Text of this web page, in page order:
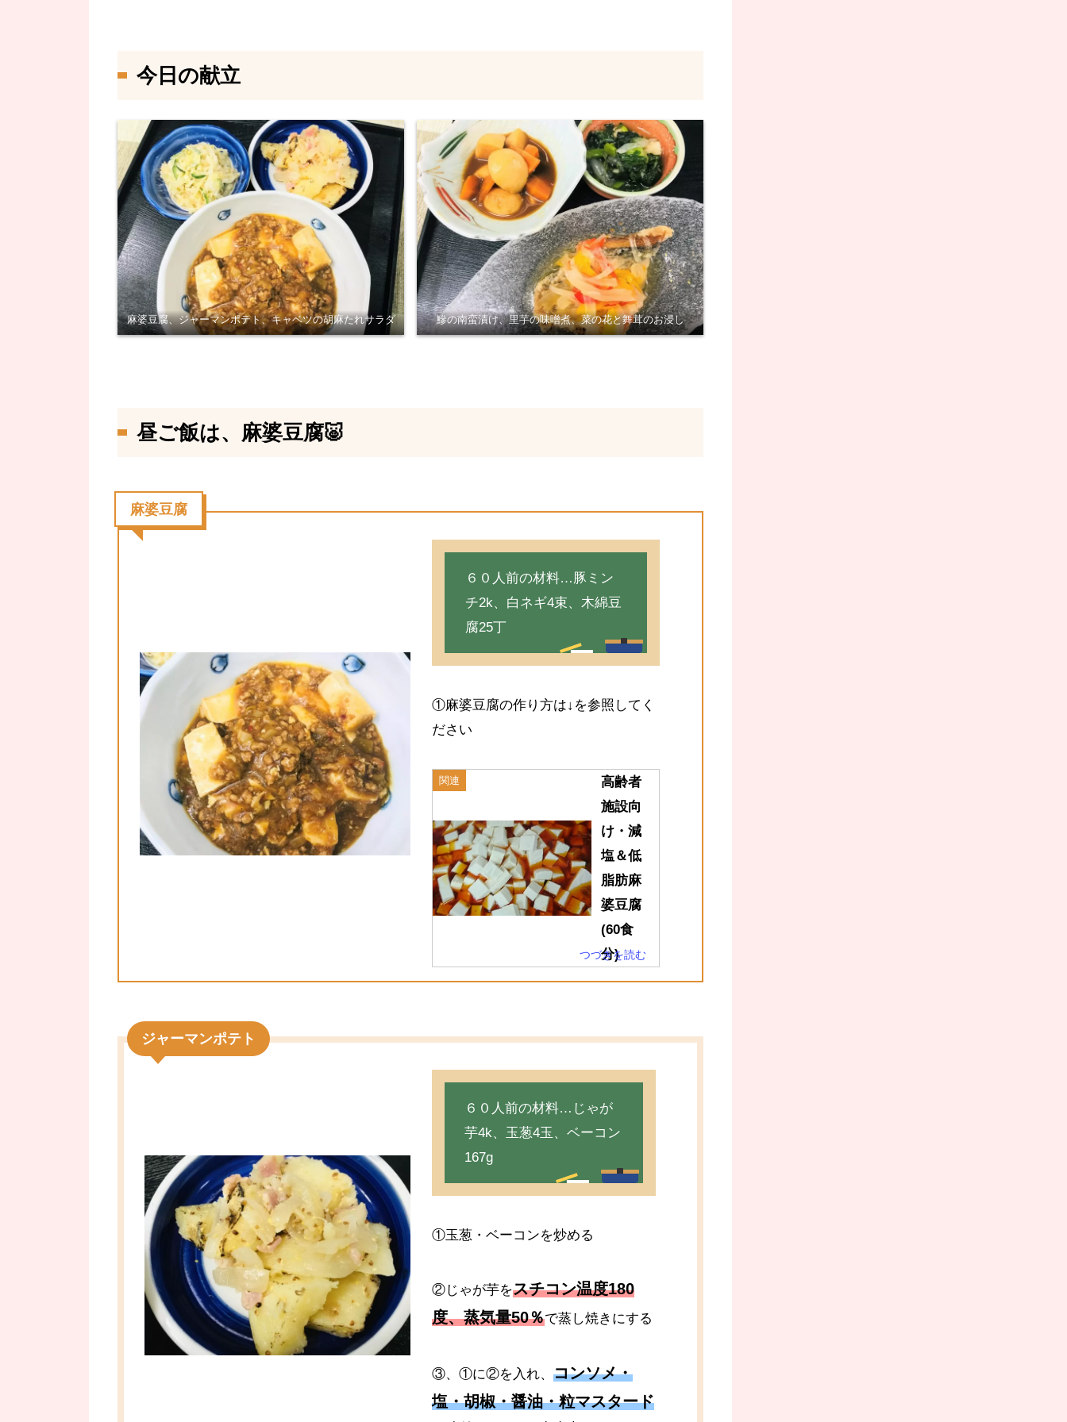
今日の献立
麻婆豆腐、ジャーマンポテト、キャベツの胡麻たれサラダ 鰺の南蛮漬け、里芋の味噌煮、菜の花と舞茸のお浸し
昼ご飯は、麻婆豆腐🐷
麻婆豆腐
６０人前の材料…豚ミン
チ2k、白ネギ4束、木綿豆
腐25丁
①麻婆豆腐の作り方は↓を参照してく
ださい
関連
高齢者
施設向
け・減
塩＆低
脂肪麻
婆豆腐
(60食
分)
ジャーマンポテト
６０人前の材料…じゃが
芋4k、玉葱4玉、ベーコン
167g
①玉葱・ベーコンを炒める
②じゃが芋をスチコン温度180
度、蒸気量50％で蒸し焼きにする
③、①に②を入れ、 コンソメ・
塩・胡椒・醤油・粒マスタード